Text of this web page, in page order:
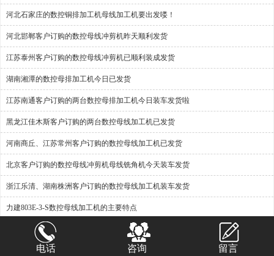
河北石家庄的数控铜排加工机母线加工机要出发喽！
河北邯郸客户订购的数控母线冲剪机昨天顺利发货
江苏泰州客户订购的数控母线冲剪机已顺利装成发货
湖南湘潭的数控母排加工机今日已发货
江苏南通客户订购的两台数控母排加工机今日装车发货啦
黑龙江佳木斯客户订购的两台数控母线加工机已发货
河南商丘、江苏常州客户订购的数控母线加工机已发货
北京客户订购的数控母线冲剪机母线铣角机今天装车发货
浙江乐清、湖南株洲客户订购的数控母线加工机装车发货
力建803E-3-S数控母线加工机的主要特点
江苏徐州客户订购的数控母线加工机今天装车发货啦！
出口新加坡的数控母线冲剪机已打包完毕，马上出发！
电话 咨询 留言